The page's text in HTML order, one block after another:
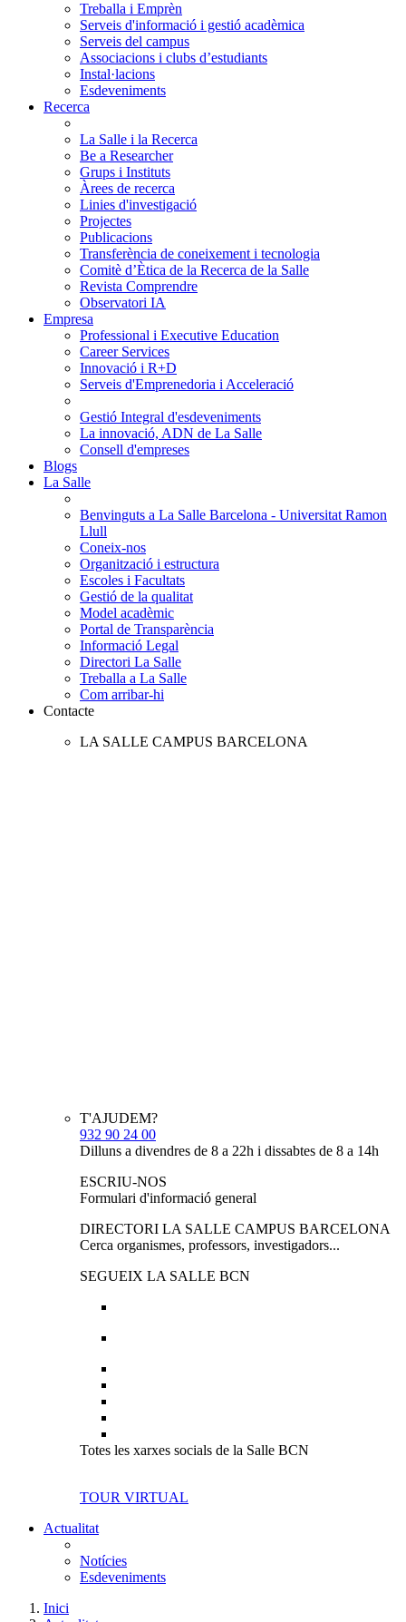
Treballa i Emprèn
Serveis d'informació i gestió acadèmica
Serveis del campus
Associacions i clubs d’estudiants
Instal·lacions
Esdeveniments
Recerca
La Salle i la Recerca
Be a Researcher
Grups i Instituts
Àrees de recerca
Linies d'investigació
Projectes
Publicacions
Transferència de coneixement i tecnologia
Comitè d’Ètica de la Recerca de la Salle
Revista Comprendre
Observatori IA
Empresa
Professional i Executive Education
Career Services
Innovació i R+D
Serveis d'Emprenedoria i Acceleració
Gestió Integral d'esdeveniments
La innovació, ADN de La Salle
Consell d'empreses
Blogs
La Salle
Benvinguts a La Salle Barcelona - Universitat Ramon
Llull
Coneix-nos
Organització i estructura
Escoles i Facultats
Gestió de la qualitat
Model acadèmic
Portal de Transparència
Informació Legal
Directori La Salle
Treballa a La Salle
Com arribar-hi
Contacte
LA SALLE CAMPUS BARCELONA
T'AJUDEM?
932 90 24 00
Dilluns a divendres de 8 a 22h i dissabtes de 8 a 14h
ESCRIU-NOS
Formulari d'informació general
DIRECTORI LA SALLE CAMPUS BARCELONA
Cerca organismes, professors, investigadors...
SEGUEIX LA SALLE BCN
Totes les xarxes socials de la Salle BCN
TOUR VIRTUAL
Actualitat
Notícies
Esdeveniments
Inici